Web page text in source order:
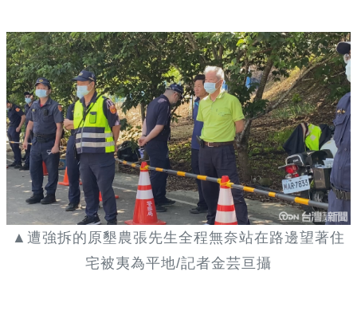
▲遭強拆的原墾農張先生全程無奈站在路邊望著住
宅被夷為平地/記者金芸亘攝